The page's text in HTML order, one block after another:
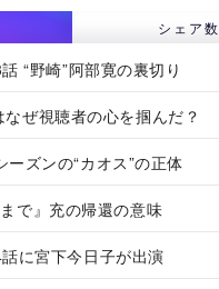
シェア数
“野崎”阿部寛の裏切り
なぜ視聴者の心を掴んだ？
ーズンの“カオス”の正体
で』充の帰還の意味
話に宮下今日子が出演